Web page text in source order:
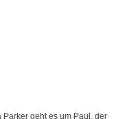
geht es um Paul, der